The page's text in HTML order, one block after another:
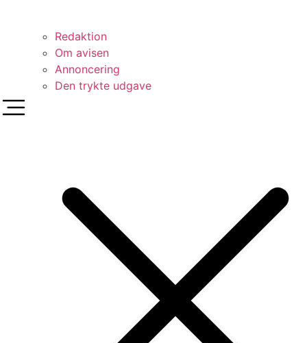
Redaktion
Om avisen
Annoncering
Den trykte udgave